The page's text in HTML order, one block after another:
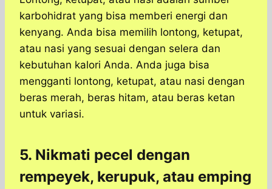
karbohidrat yang bisa memberi energi dan
kenyang. Anda bisa memilih lontong, ketupat,
atau nasi yang sesuai dengan selera dan
kebutuhan kalori Anda. Anda juga bisa
mengganti lontong, ketupat, atau nasi dengan
beras merah, beras hitam, atau beras ketan
untuk variasi.
5. Nikmati pecel dengan
rempeyek, kerupuk, atau emping